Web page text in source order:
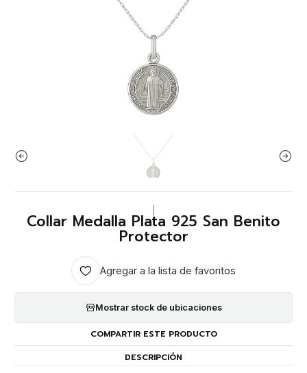
Collar Medalla Plata 925 San Benito
Protector
Agregar a la lista de favoritos
Mostrar stock de ubicaciones
COMPARTIR ESTE PRODUCTO
DESCRIPCIÓN